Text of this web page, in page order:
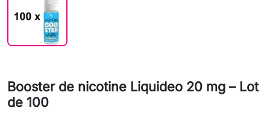
Booster de nicotine Liquideo 20 mg – Lot
de 100